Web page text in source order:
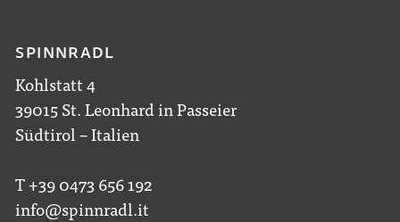
SPINNRADL
Kohlstatt 4
39015 St. Leonhard in Passeier
Südtirol – Italien
T +39 0473 656 192
info@spinnradl.it